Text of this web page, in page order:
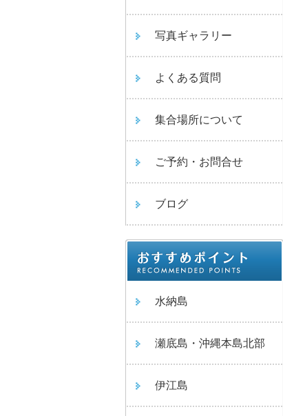
写真ギャラリー
よくある質問
集合場所について
ご予約・お問合せ
ブログ
水納島
瀬底島・沖縄本島北部
伊江島